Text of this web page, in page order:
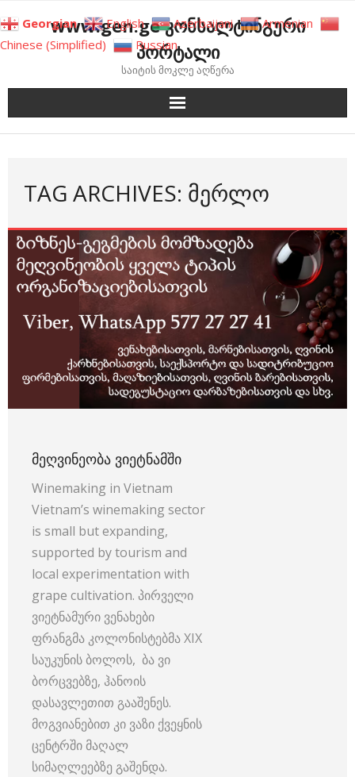
to
content
www.gen.ge კონსალტინგური
პორტალი
საიტის მოკლე აღწერა
TAG ARCHIVES: ᲛᲔᲠᲚᲝ
ᲛᲔᲦᲕᲘᲜᲔᲝᲑᲐ ᲕᲘᲔᲢᲜᲐᲛᲨᲘ
Winemaking in Vietnam
Vietnam’s winemaking sector
is small but expanding,
supported by tourism and
local experimentation with
grape cultivation. პირველი
ვიეტნამური ვენახები
ფრანგმა კოლონისტებმა XIX
საუკუნის ბოლოს, ბა ვი
ბორცვებზე, ჰანოის
დასავლეთით გააშენეს.
მოგვიანებით კი ვაზი ქვეყნის
ცენტრში მაღალ
სიმაღლეებზე გაშენდა.
Georgian English Azerbaijani
Armenian
Chinese (Simplified)
Russian